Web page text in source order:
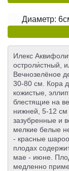
Диаметр:
Илекс
остроли́стный,
Вечнозелёное
30-80 см. Кора
кожистые,
блестящие на
нижней, 5-12
зазубренные и
мелкие белые
- красные
плодах
мае - июне.
медленно